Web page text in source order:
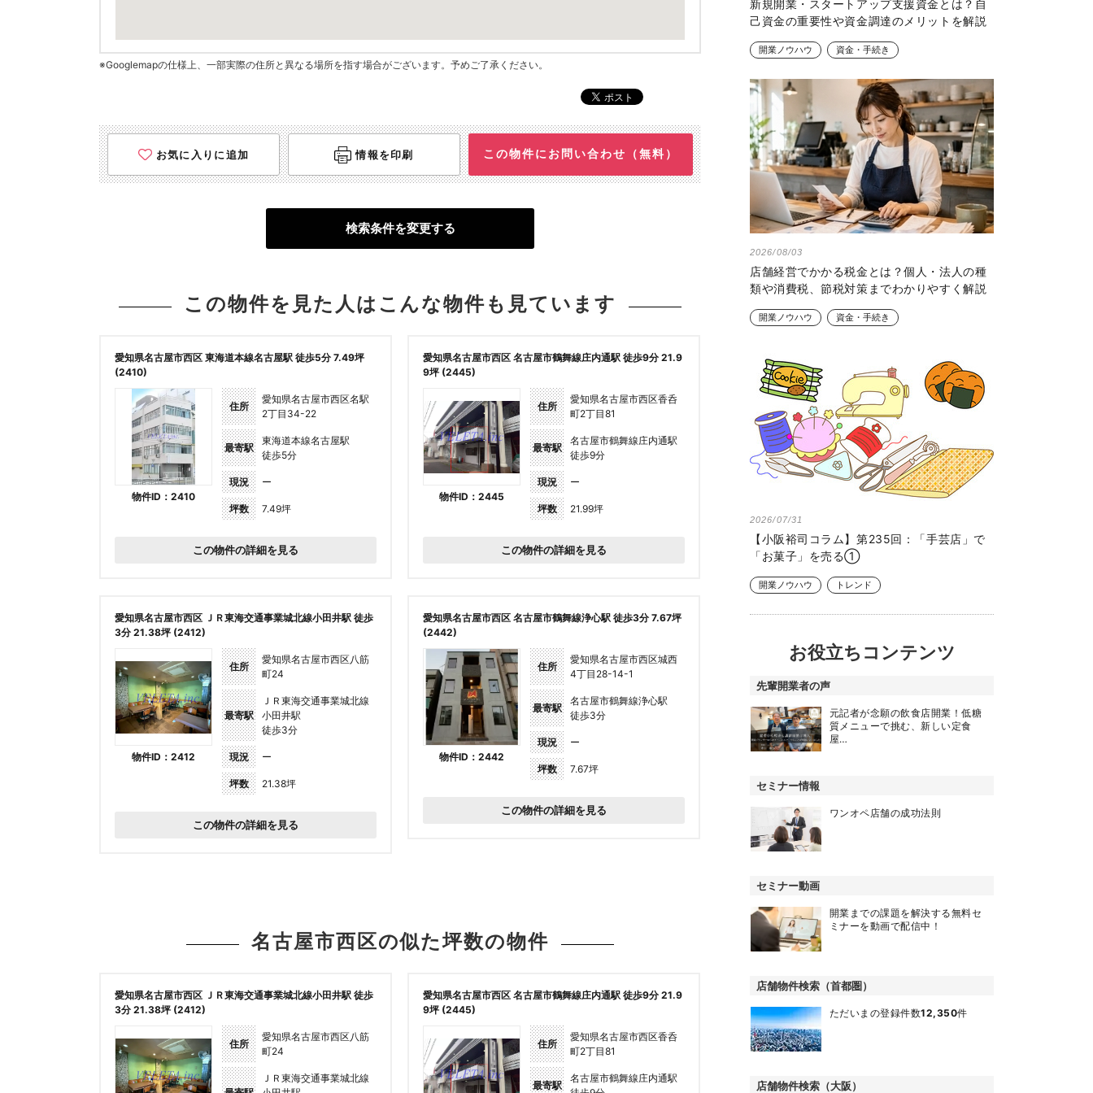
※Googlemapの仕様上、一部実際の住所と異なる場所を指す場合がございます。予めご了承ください。
お気に入りに追加 情報を印刷 この物件にお問い合わせ（無料）
検索条件を変更する
この物件を見た人はこんな物件も見ています
愛知県名古屋市西区 東海道本線名古屋駅 徒歩5分 7.49坪
(2410)
物件ID：2410
住所
愛知県名古屋市西区名駅
2丁目34-22
最寄駅
東海道本線名古屋駅
徒歩5分
現況 ー
坪数 7.49坪
この物件の詳細を見る
愛知県名古屋市西区 名古屋市鶴舞線庄内通駅 徒歩9分 21.9
9坪 (2445)
物件ID：2445
住所
愛知県名古屋市西区香呑
町2丁目81
最寄駅
名古屋市鶴舞線庄内通駅
徒歩9分
現況 ー
坪数 21.99坪
この物件の詳細を見る
愛知県名古屋市西区 ＪＲ東海交通事業城北線小田井駅 徒歩
3分 21.38坪 (2412)
物件ID：2412
住所
愛知県名古屋市西区八筋
町24
最寄駅
ＪＲ東海交通事業城北線
小田井駅
徒歩3分
現況 ー
坪数 21.38坪
この物件の詳細を見る
愛知県名古屋市西区 名古屋市鶴舞線浄心駅 徒歩3分 7.67坪
(2442)
物件ID：2442
住所
愛知県名古屋市西区城西
4丁目28-14-1
最寄駅
名古屋市鶴舞線浄心駅
徒歩3分
現況 ー
坪数 7.67坪
この物件の詳細を見る
名古屋市西区の似た坪数の物件
愛知県名古屋市西区 ＪＲ東海交通事業城北線小田井駅 徒歩
3分 21.38坪 (2412)
住所
愛知県名古屋市西区八筋
町24
ＪＲ東海交通事業城北線
愛知県名古屋市西区 名古屋市鶴舞線庄内通駅 徒歩9分 21.9
9坪 (2445)
住所
愛知県名古屋市西区香呑
町2丁目81
最寄駅
名古屋市鶴舞線庄内通駅
新規開業・スタートアップ支援資金とは？自
己資金の重要性や資金調達のメリットを解説
開業ノウハウ 資金・手続き
2026/08/03
店舗経営でかかる税金とは？個人・法人の種
類や消費税、節税対策までわかりやすく解説
開業ノウハウ 資金・手続き
2026/07/31
【小阪裕司コラム】第235回：「手芸店」で
「お菓子」を売る①
開業ノウハウ トレンド
お役立ちコンテンツ
先輩開業者の声
元記者が念願の飲食店開業！低糖
質メニューで挑む、新しい定食
屋…
セミナー情報
ワンオペ店舗の成功法則
セミナー動画
開業までの課題を解決する無料セ
ミナーを動画で配信中！
店舗物件検索（首都圏）
ただいまの登録件数12,350件
店舗物件検索（大阪）